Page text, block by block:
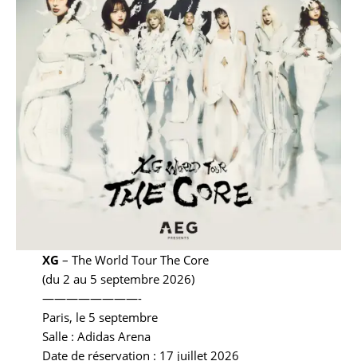
XG – The World Tour The Core
(du 2 au 5 septembre 2026)
————————-
Paris, le 5 septembre
Salle : Adidas Arena
Date de réservation : 17 juillet 2026